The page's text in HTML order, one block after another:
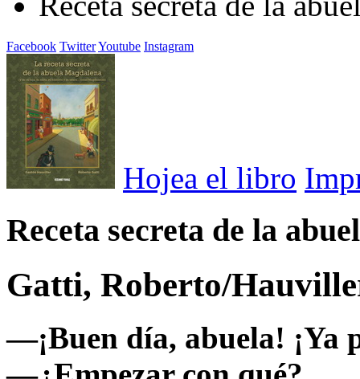
Facebook TwitterYoutube Instagram
Hojea el libro
Receta secreta de la
Gatti, Roberto/
—¡Buen día, abuela! ¡Ya